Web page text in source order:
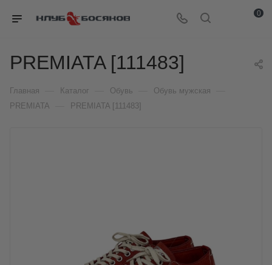
0
PREMIATA [111483]
Главная Каталог Обувь Обувь мужская
PREMIATA PREMIATA [111483]